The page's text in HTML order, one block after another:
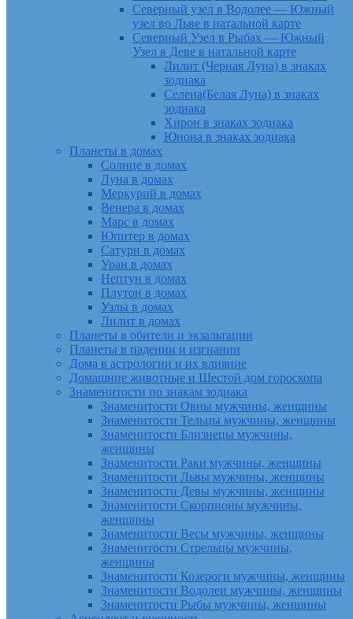
Северный узел в Водолее — Южный
узел во Льве в натальной карте
Северный Узел в Рыбах — Южный
Узел в Деве в натальной карте
Лилит (Черная Луна) в знаках
зодиака
Селена(Белая Луна) в знаках
зодиака
Хирон в знаках зодиака
Юнона в знаках зодиака
Планеты в домах
Солнце в домах
Луна в домах
Меркурий в домах
Венера в домах
Марс в домах
Юпитер в домах
Сатурн в домах
Уран в домах
Нептун в домах
Плутон в домах
Узлы в домах
Лилит в домах
Планеты в обители и экзальтации
Планеты в падении и изгнании
Дома в астрологии и их влияние
Домашние животные и Шестой дом гороскопа
Знаменитости по знакам зодиака
Знаменитости Овны мужчины, женщины
Знаменитости Тельцы мужчины, женщины
Знаменитости Близнецы мужчины,
женщины
Знаменитости Раки мужчины, женщины
Знаменитости Львы мужчины, женщины
Знаменитости Девы мужчины, женщины
Знаменитости Скорпионы мужчины,
женщины
Знаменитости Весы мужчины, женщины
Знаменитости Стрельцы мужчины,
женщины
Знаменитости Козероги мужчины, женщины
Знаменитости Водолеи мужчины, женщины
Знаменитости Рыбы мужчины, женщины